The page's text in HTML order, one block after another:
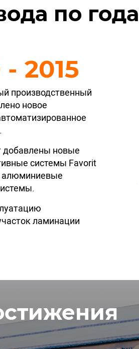
по
- 2015
производственный
новое
добавлены новые
системы Favorit
алюминиевые
ламинации